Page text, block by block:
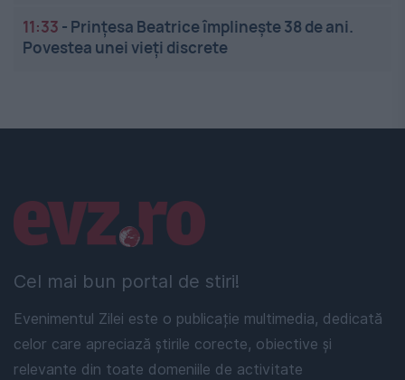
11:33 - Prințesa Beatrice împlinește 38 de ani.
Povestea unei vieți discrete
Cel mai bun portal de stiri!
Evenimentul Zilei este o publicație multimedia, dedicată
celor care apreciază știrile corecte, obiective și
relevante din toate domeniile de activitate
Linkuri utile